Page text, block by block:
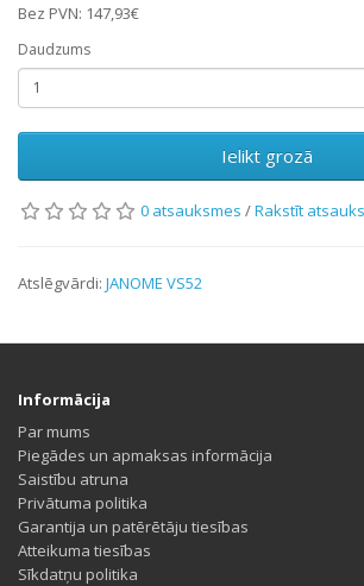
Bez PVN: 147,93€
Daudzums
Ielikt grozā
0 atsauksmes /Rakstīt
Atslēgvārdi: JANOME VS52
Informācija
Par mums
Piegādes un apmaksas informācija
Saistību atruna
Privātuma politika
Garantija un patērētāju tiesības
Atteikuma tiesības
Sīkdatņu politika